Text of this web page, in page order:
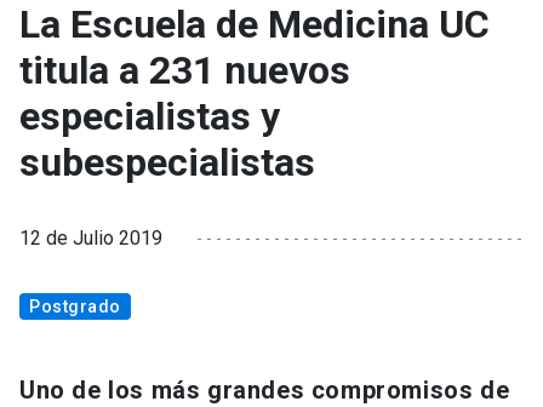
La Escuela de Medicina UC
titula a 231 nuevos
especialistas y
subespecialistas
12 de Julio 2019
Postgrado
Uno de los más grandes compromisos de